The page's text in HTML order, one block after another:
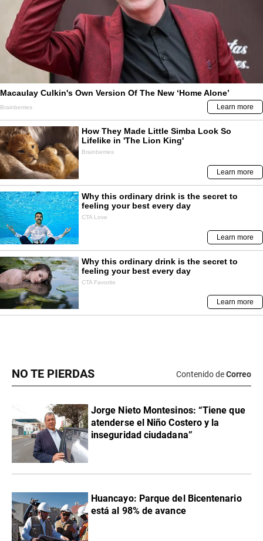
NO TE PIERDAS Contenido deCorreo
Jorge Nieto Montesinos: “Tiene que
atenderse el Niño Costero y la
inseguridad ciudadana”
Huancayo: Parque del Bicentenario
está al 98% de avance